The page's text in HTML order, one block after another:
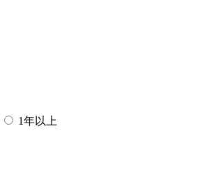
1年以上